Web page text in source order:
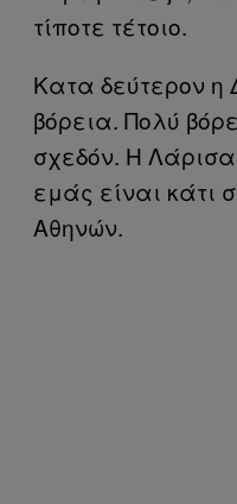
τίποτε τέτοιο.
Κατα δεύτερον η
βόρεια. Πολύ
σχεδόν. Η
εμάς είναι κάτι
Αθηνών.